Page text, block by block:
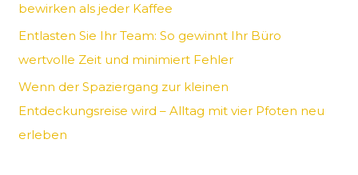
bewirken als jeder Kaffee
Entlasten Sie Ihr Team: So gewinnt Ihr Büro
wertvolle Zeit und minimiert Fehler
Wenn der Spaziergang zur kleinen
Entdeckungsreise wird – Alltag mit vier Pfoten neu
erleben